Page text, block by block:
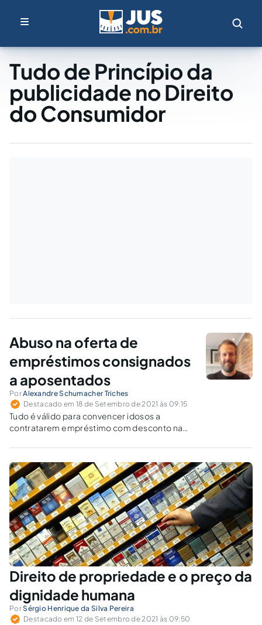
Tudo de Princípio da
publicidade no Direito
do Consumidor
Abuso na oferta de
empréstimos consignados
a aposentados
PorAlexandre Schumacher Triches
Destacado em 18 de Setembro de 2021 às 09:15
Tudo é válido para convencer idosos a
contratarem empréstimo com desconto na
Direito de propriedade e o preço da
dignidade humana
PorSérgio Henrique da Silva Pereira
Destacado em 12 de Setembro de 2021 às 09:50